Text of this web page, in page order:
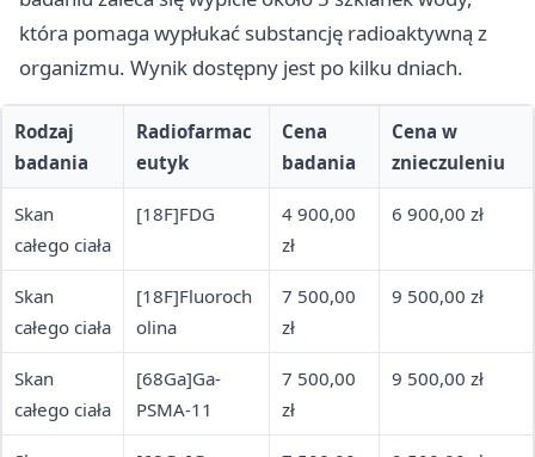
która pomaga wypłukać substancję radioaktywną z
organizmu. Wynik dostępny jest po kilku dniach.
Rodzaj
badania
Radiofarmac
eutyk
Cena
badania
Cena w
znieczuleniu
Skan
całego ciała
[18F]FDG
4 900,00
zł
6 900,00 zł
Skan
całego ciała
[18F]Fluoroch
olina
7 500,00
zł
9 500,00 zł
Skan
całego ciała
[68Ga]Ga-
PSMA-11
7 500,00
zł
9 500,00 zł